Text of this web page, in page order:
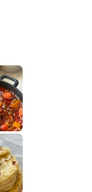
. גולש המר
על מחבת עם גבינה
נשנושי פרגיות
רעיון מעולאז מה
פסטל טוניסאי לתשעת